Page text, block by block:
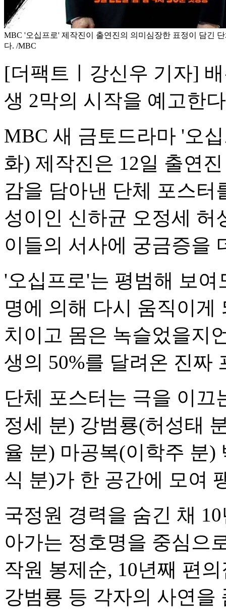
MBC '오십프로' 제작진이 출연진의 의미심장한 표정이 담긴
다. /MBC
[더팩트ㅣ강신우 기자]
생 2막의 시작을 예고한
MBC 새 금토드라마 '오
화) 제작진은 12일 출연
감을 담아낸 단체 포스터
성이인 신하균 오정세 허
이들의 서사에 궁금증을
'오십프로'는 평범해 보
명에 의해 다시 움직이게
치이고 몸은 녹슬었을지
생의 50%를 달려온 진짜
단체 포스터는 극을 이
정세 분) 강범룡(허성태
율 분) 마공복(이학주 분)
식 분)가 한 공간에 모여
국정원 경력을 숨긴 채
아가는 정호명을 중심으
작원 봉제순, 10년째 편
강범룡 등 각자의 사연을